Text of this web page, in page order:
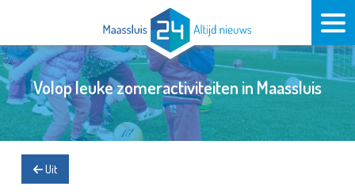
Volop leuke zomeractiviteiten in Maassluis
Uit